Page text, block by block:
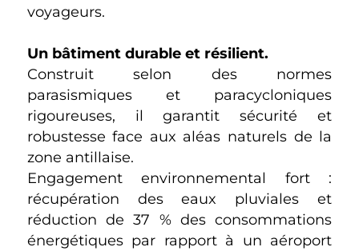
voyageurs.
Un bâtiment durable et résilient.
Construit selon des normes
parasismiques et paracycloniques
rigoureuses, il garantit sécurité et
robustesse face aux aléas naturels de la
zone antillaise.
Engagement environnemental fort :
récupération des eaux pluviales et
réduction de 37 % des consommations
énergétiques par rapport à un aéroport